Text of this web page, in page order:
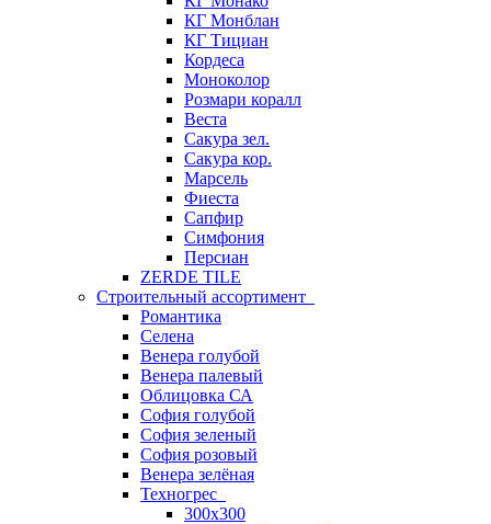
КГ Монблан
КГ Тициан
Кордеса
Моноколор
Розмари коралл
Веста
Сакура зел.
Сакура кор.
Марсель
Фиеста
Сапфир
Симфония
Персиан
ZERDE TILE
Строительный ассортимент
Романтика
Селена
Венера голубой
Венера палевый
Облицовка СА
София голубой
София зеленый
София розовый
Венера зелёная
Техногрес
300х300